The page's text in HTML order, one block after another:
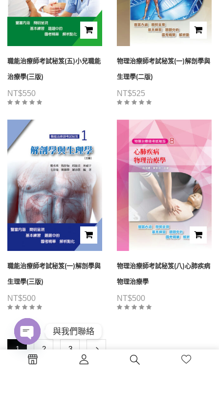
職能治療師考試秘笈(五)小兒職能
治療學(三版)
NT$550
物理治療師考試秘笈(一)解剖學與
生理學(二版)
NT$525
職能治療師考試秘笈(一)解剖學與
生理學(三版)
NT$500
物理治療師考試秘笈(八)心肺疾病
物理治療學
NT$500
1 2 3
與我們聯絡
Open
chaty